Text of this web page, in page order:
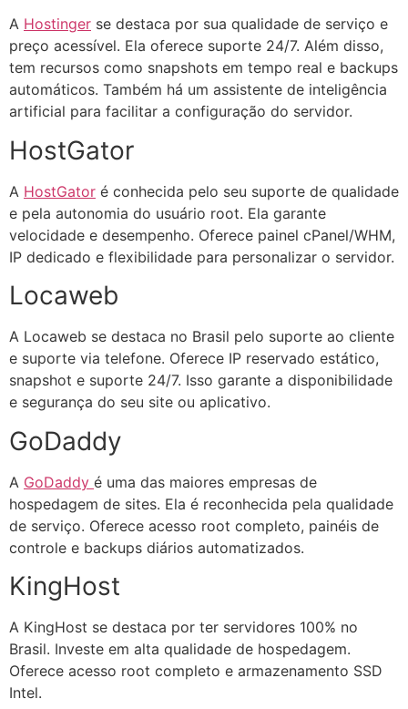
A Hostinger se destaca por sua qualidade de serviço e
preço acessível. Ela oferece suporte 24/7. Além disso,
tem recursos como snapshots em tempo real e backups
automáticos. Também há um assistente de inteligência
artificial para facilitar a configuração do servidor.
HostGator
A HostGator é conhecida pelo seu suporte de qualidade
e pela autonomia do usuário root. Ela garante
velocidade e desempenho. Oferece painel cPanel/WHM,
IP dedicado e flexibilidade para personalizar o servidor.
Locaweb
A Locaweb se destaca no Brasil pelo suporte ao cliente
e suporte via telefone. Oferece IP reservado estático,
snapshot e suporte 24/7. Isso garante a disponibilidade
e segurança do seu site ou aplicativo.
GoDaddy
A GoDaddy é uma das maiores empresas de
hospedagem de sites. Ela é reconhecida pela qualidade
de serviço. Oferece acesso root completo, painéis de
controle e backups diários automatizados.
KingHost
A KingHost se destaca por ter servidores 100% no
Brasil. Investe em alta qualidade de hospedagem.
Oferece acesso root completo e armazenamento SSD
Intel.